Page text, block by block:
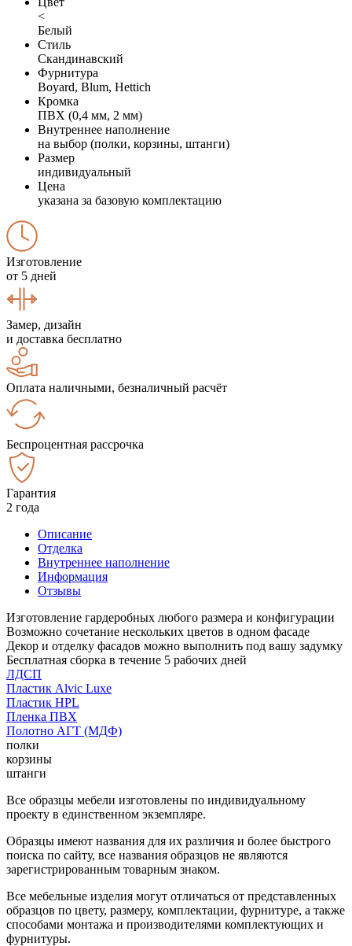
<
Белый
Стиль
Скандинавский
Фурнитура
Boyard, Blum, Hettich
Кромка
ПВХ (0,4 мм, 2 мм)
Внутреннее наполнение
на выбор (полки, корзины, штанги)
Размер
индивидуальный
Цена
указана за базовую комплектацию
Изготовление
от 5 дней
Замер, дизайн
и доставка бесплатно
Оплата наличными, безналичный расчёт
Беспроцентная рассрочка
Гарантия
2 года
Описание
Отделка
Внутреннее наполнение
Информация
Отзывы
Изготовление гардеробных любого размера и конфигурации
Возможно сочетание нескольких цветов в одном фасаде
Декор и отделку фасадов можно выполнить под вашу задумку
Бесплатная сборка в течение 5 рабочих дней
ЛДСП
Пластик Alvic Luxe
Пластик HPL
Пленка ПВХ
Полотно АГТ (МДФ)
полки
корзины
штанги
Все образцы мебели изготовлены по индивидуальному
проекту в единственном экземпляре.
Образцы имеют названия для их различия и более быстрого
поиска по сайту, все названия образцов не являются
зарегистрированным товарным знаком.
Все мебельные изделия могут отличаться от представленных
образцов по цвету, размеру, комплектации, фурнитуре, а также
способами монтажа и производителями комплектующих и
фурнитуры.